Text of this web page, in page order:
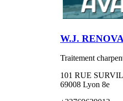
W.J.
Traitement
101 RUE
69008 Lyon 8e